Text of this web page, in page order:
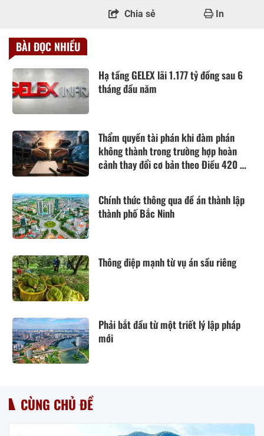
Chia sẻ In
BÀI ĐỌC NHIỀU
Hạ tầng GELEX lãi 1.177 tỷ đồng sau 6
tháng đầu năm
Thẩm quyền tài phán khi đàm phán
không thành trong trường hợp hoàn
cảnh thay đổi cơ bản theo Điều 420 Bộ
Chính thức thông qua đề án thành lập
thành phố Bắc Ninh
Thông điệp mạnh từ vụ án sầu riêng
Phải bắt đầu từ một triết lý lập pháp
mới
CÙNG CHỦ ĐỀ